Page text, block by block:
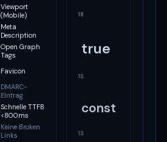
Viewport
(Mobile)
Meta
Description
Open Graph
Tags
Favicon
DMARC-
Eintrag
Schnelle TTFB
<800ms
Keine Broken
Links
18
true
15
const
13